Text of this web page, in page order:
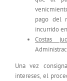
pago del
incurrido
Costas
Una vez
intereses, el